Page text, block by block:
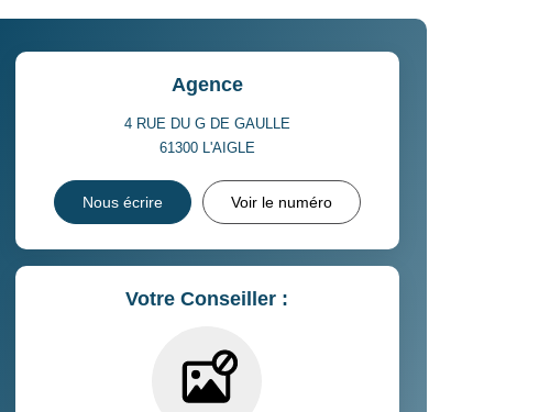
Agence
4 RUE DU G DE GAULLE
61300 L'AIGLE
Nous écrire Voir le numéro
Votre Conseiller :